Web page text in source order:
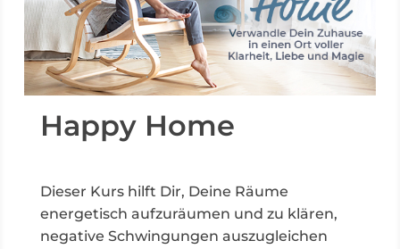
Happy Home
Dieser Kurs hilft Dir, Deine Räume
energetisch aufzuräumen und zu klären,
negative Schwingungen auszugleichen